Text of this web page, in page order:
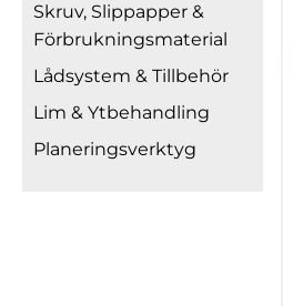
Skruv, Slippapper &
Förbrukningsmaterial
Lådsystem & Tillbehör
Lim & Ytbehandling
Planeringsverktyg